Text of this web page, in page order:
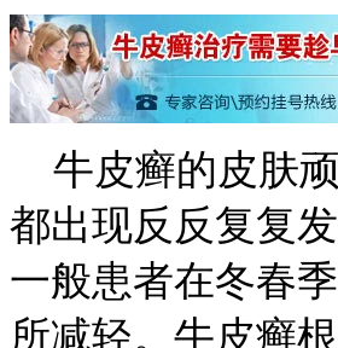
牛皮癣的皮肤
都出现反反复复
一般患者在冬春
所减轻。牛皮癣